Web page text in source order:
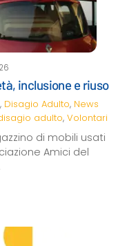
inclusione e riuso
, Disagio Adulto, News
adulto, Volontari
di mobili usati
Amici del